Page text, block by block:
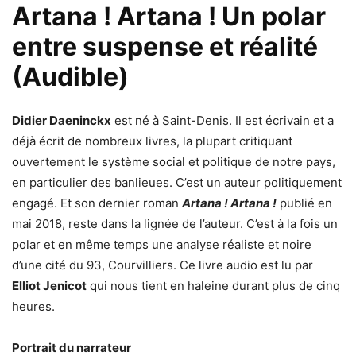
Artana ! Artana ! Un polar
entre suspense et réalité
(Audible)
Didier Daeninckx est né à Saint-Denis. Il est écrivain et a
déjà écrit de nombreux livres, la plupart critiquant
ouvertement le système social et politique de notre pays,
en particulier des banlieues. C’est un auteur politiquement
engagé. Et son dernier roman Artana ! Artana ! publié en
mai 2018, reste dans la lignée de l’auteur. C’est à la fois un
polar et en même temps une analyse réaliste et noire
d’une cité du 93, Courvilliers. Ce livre audio est lu par
Elliot Jenicot qui nous tient en haleine durant plus de cinq
heures.
Portrait du narrateur